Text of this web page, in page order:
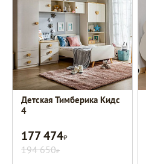
Детская Тимберика Кидс
4
177 474Р
194 650Р